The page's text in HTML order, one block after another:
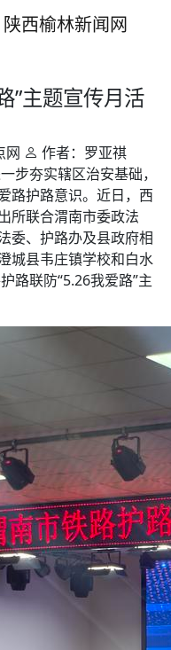
”主题宣传月活
网
作者：罗亚祺
步夯实辖区治安基础，
路护路意识。近日，西
所联合渭南市委政法
委、护路办及县政府相
城县韦庄镇学校和白水
路联防“5.26我爱路”主